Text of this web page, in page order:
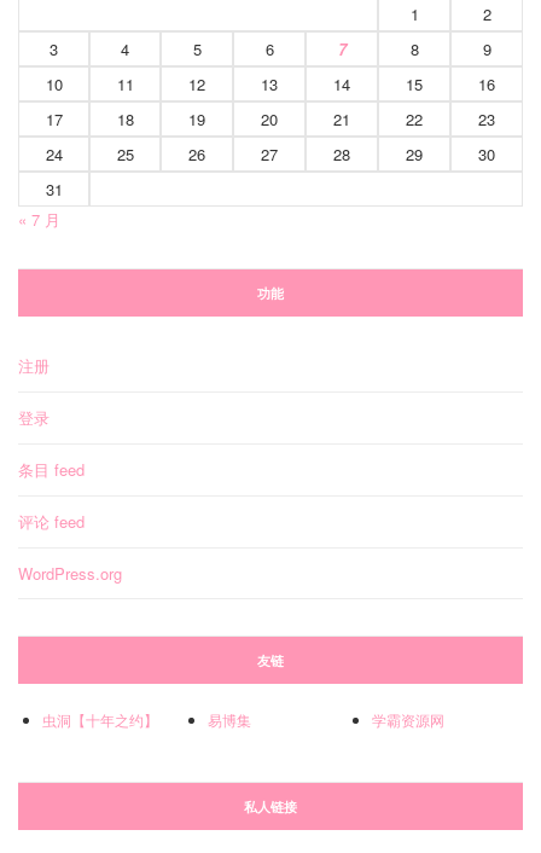
1
2
3
4 5 6 7 8
9
10
11 12 13 14 15
16
17
18 19 20 21 22
23
24
25 26 27 28 29
30
31
« 7 月
功能
注册
登录
条目 feed
评论 feed
WordPress.org
友链
虫洞【十年之约】 易博集 学霸资源网
私人链接